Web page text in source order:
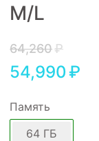
M/L
64,260₽
54,990₽
Память
64 ГБ